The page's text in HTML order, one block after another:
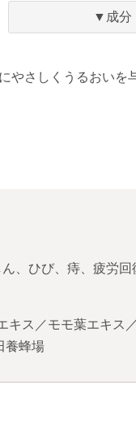
入
り
▼成分
さしくうるおい
、ひび、痔、疲労
ス／モモ葉エキス
養蜂場